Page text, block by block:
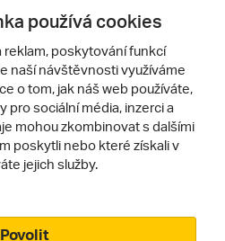
Kontakty
Nastavení cookies
Mobilní verze webu
používá cookies
reklam, poskytování funkcí
naší návštěvnosti využíváme
o tom, jak náš web používáte,
pro sociální média, inzerci a
mohou zkombinovat s dalšími
poskytli nebo které získali v
jejich služby.
Povolit